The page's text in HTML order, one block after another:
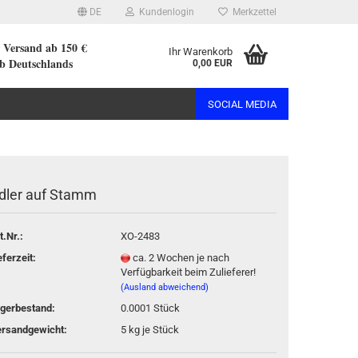
DE Kundenlogin
vergessen?
Merkzettel
ab 150 €
Deutschlands
Ihr Warenkorb
0,00 EUR
SOCIAL MEDIA
auf Stamm
XO-2483
ca. 2 Wochen je nach
Verfügbarkeit beim Zulieferer!
(Ausland abweichend)
0.0001 Stück
5 kg je Stück